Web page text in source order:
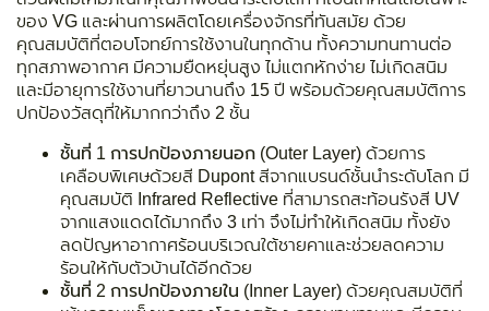
ของ VG และผ่านการผลิตโดยเครื่องจักรที่ทันสมัย ด้วย
คุณสมบัติที่ตอบโจทย์การใช้งานในทุกด้าน ทั้งความทนทานต่อ
ทุกสภาพอากาศ มีความยืดหยุ่นสูง ไม่แตกหักง่าย ไม่เกิดสนิม
และมีอายุการใช้งานที่ยาวนานถึง 15 ปี พร้อมด้วยคุณสมบัติการ
ปกป้องวัสดุที่ให้มากกว่าถึง 2 ชั้น
ชั้นที่ 1 การปกป้องภายนอก (Outer Layer) ด้วยการ
เคลือบพิเศษด้วยสี Dupont สีจากแบรนด์ชั้นนำระดับโลก มี
คุณสมบัติ Infrared Reflective ที่สามารถสะท้อนรังสี UV
จากแสงแดดได้มากถึง 3 เท่า จึงไม่ทำให้เกิดสนิม ทั้งยัง
ลดปัญหาอากาศร้อนบริเวณใต้ชายคาและช่วยลดความ
ร้อนให้กับตัวบ้านได้อีกด้วย
ชั้นที่ 2 การปกป้องภายใน (Inner Layer) ด้วยคุณสมบัติที่